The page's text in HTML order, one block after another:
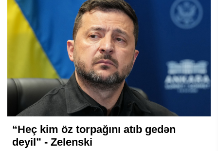
“Heç kim öz torpağını atıb gedən
deyil” - Zelenski